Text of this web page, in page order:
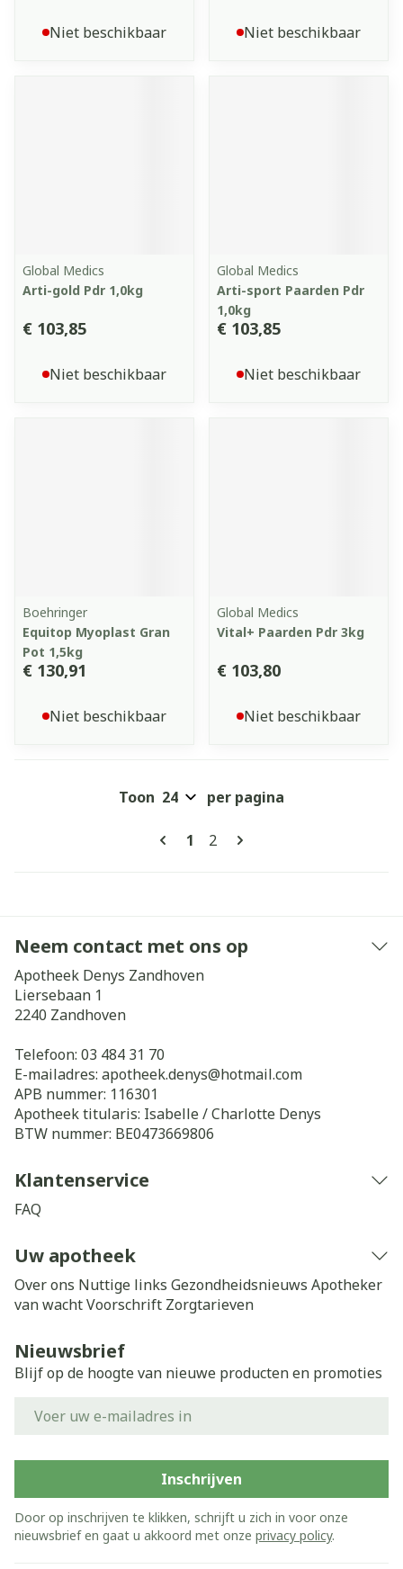
Niet beschikbaar Niet beschikbaar
Global Medics
Arti-gold Pdr 1,0kg
€ 103,85
Niet beschikbaar
Global Medics
Arti-sport Paarden Pdr
1,0kg
€ 103,85
Niet beschikbaar
Boehringer
Equitop Myoplast Gran
Pot 1,5kg
€ 130,91
Niet beschikbaar
Global Medics
Vital+ Paarden Pdr 3kg
€ 103,80
Niet beschikbaar
Pagina's
U lees momenteel pagina
1 Pagina
2
Toon per pagina
Neem contact met ons op
Apotheek Denys Zandhoven
Liersebaan 1
2240 Zandhoven
Telefoon: 03 484 31 70
E-mailadres: apotheek.denys@hotmail.com
APB nummer: 116301
Apotheek titularis: Isabelle / Charlotte Denys
BTW nummer: BE0473669806
Klantenservice
FAQ
Uw apotheek
Over ons Nuttige links Gezondheidsnieuws Apotheker
van wachtVoorschrift Zorgtarieven
Nieuwsbrief
Blijf op de hoogte van nieuwe producten en promoties
Inschrijven
Door op inschrijven te klikken, schrijft u zich in voor onze
nieuwsbrief en gaat u akkoord met onze privacy policy.